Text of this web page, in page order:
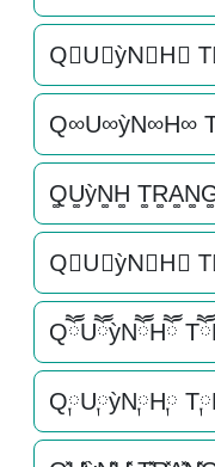
Q⃕U⃕ỳN⃕H⃕
Q∞U∞ỳN∞H∞
Q͚U͚ỳN͚H͚
Q⃒U⃒ỳN⃒H⃒
QཽUཽỳNཽHཽ
Q༙U༙ỳN༙H༙